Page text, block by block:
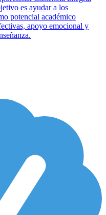
es ayudar a los
potencial académico
apoyo emocional y